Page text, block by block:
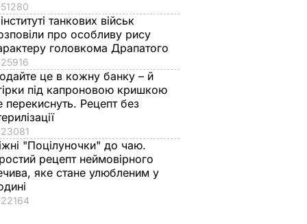
Не
51280
танкових військ
про особливу рису
головкома Драпатого
25916
це в кожну банку – й
під капроновою кришкою
перекиснуть. Рецепт без
23081
"Поцілуночки" до чаю.
рецепт неймовірного
яке стане улюбленим у
22164